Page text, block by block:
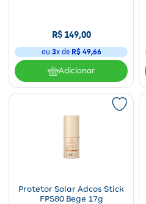
R$149,00
ou 3x de R$ 49,66
Adicionar
Protetor Solar Adcos Stick
FPS80 Bege 17g